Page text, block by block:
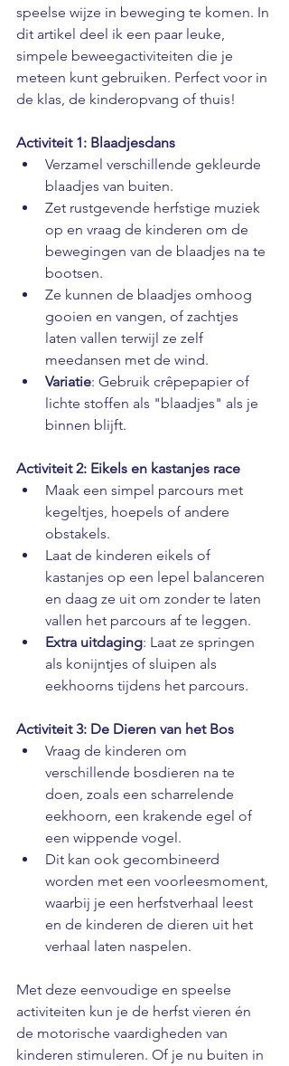
speelse wijze in beweging te komen. In
dit artikel deel ik een paar leuke,
simpele beweegactiviteiten die je
meteen kunt gebruiken. Perfect voor in
de klas, de kinderopvang of thuis!
Activiteit 1: Blaadjesdans
Verzamel verschillende gekleurde
blaadjes van buiten.
Zet rustgevende herfstige muziek
op en vraag de kinderen om de
bewegingen van de blaadjes na te
bootsen.
Ze kunnen de blaadjes omhoog
gooien en vangen, of zachtjes
laten vallen terwijl ze zelf
meedansen met de wind.
Variatie: Gebruik crêpepapier of
lichte stoffen als "blaadjes" als je
binnen blijft.
Activiteit 2: Eikels en kastanjes race
Maak een simpel parcours met
kegeltjes, hoepels of andere
obstakels.
Laat de kinderen eikels of
kastanjes op een lepel balanceren
en daag ze uit om zonder te laten
vallen het parcours af te leggen.
Extra uitdaging: Laat ze springen
als konijntjes of sluipen als
eekhoorns tijdens het parcours.
Activiteit 3: De Dieren van het Bos
Vraag de kinderen om
verschillende bosdieren na te
doen, zoals een scharrelende
eekhoorn, een krakende egel of
een wippende vogel.
Dit kan ook gecombineerd
worden met een voorleesmoment,
waarbij je een herfstverhaal leest
en de kinderen de dieren uit het
verhaal laten naspelen.
Met deze eenvoudige en speelse
activiteiten kun je de herfst vieren én
de motorische vaardigheden van
kinderen stimuleren. Of je nu buiten in